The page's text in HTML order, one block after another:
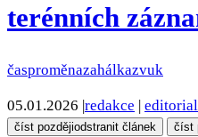
terénních
časproměnazahálkazvuk
05.01.2026 |redakce | editorial
číst pozdějiodstranit článek číst